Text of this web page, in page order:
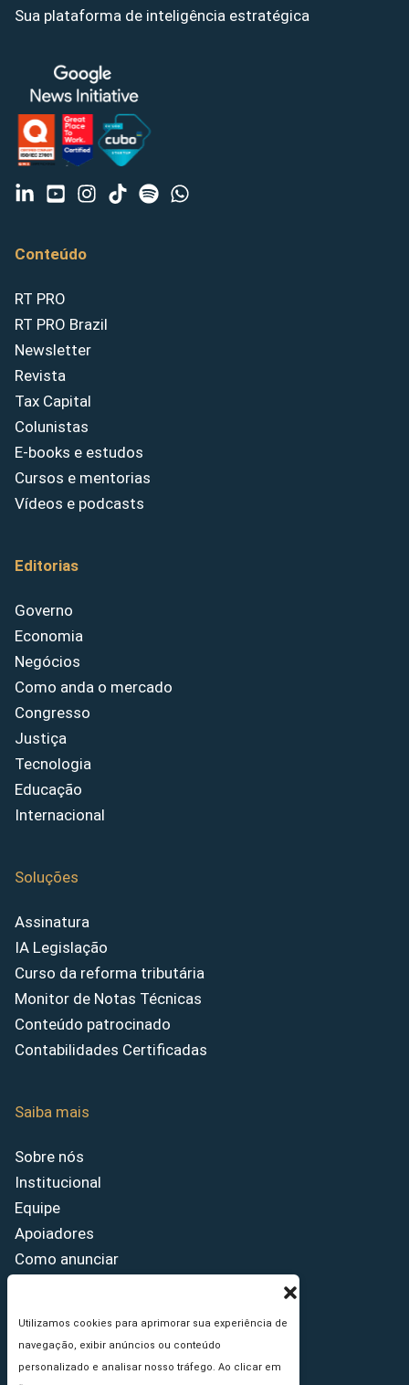
Utilizamos cookies para aprimorar sua experiência de
navegação, exibir anúncios ou conteúdo
personalizado e analisar nosso tráfego. Ao clicar em
Sua plataforma de inteligência estratégica
Conteúdo
RT PRO
RT PRO Brazil
Newsletter
Revista
Tax Capital
Colunistas
E-books e estudos
Cursos e mentorias
Vídeos e podcasts
Editorias
Governo
Economia
Negócios
Como anda o mercado
Congresso
Justiça
Tecnologia
Educação
Internacional
Soluções
Assinatura
IA Legislação
Curso da reforma tributária
Monitor de Notas Técnicas
Conteúdo patrocinado
Contabilidades Certificadas
Saiba mais
Sobre nós
Institucional
Equipe
Apoiadores
Como anunciar
Princípios Editoriais